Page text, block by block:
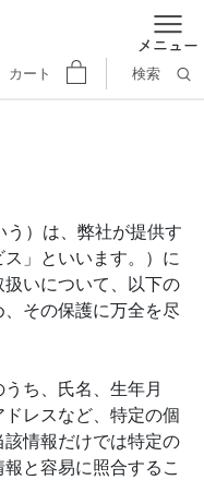
カート 検索
）は、弊社が提供す
」といいます。）に
いについて、以下の
その保護に万全を尽
ち、氏名、生年月
レスなど、特定の個
情報だけでは特定の
と容易に照合するこ